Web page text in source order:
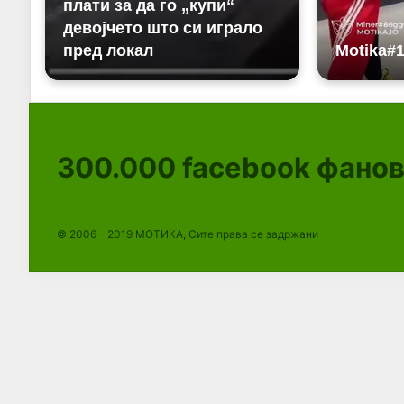
300.000 facebook
© 2006 - 2019 МОТИКА, Сите права се задржани